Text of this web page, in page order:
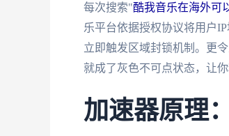
每次搜索"酷我音乐在海外可
乐平台依据授权协议将用户
立即触发区域封锁机制。更
就成了灰色不可点状态，让
加速器原理